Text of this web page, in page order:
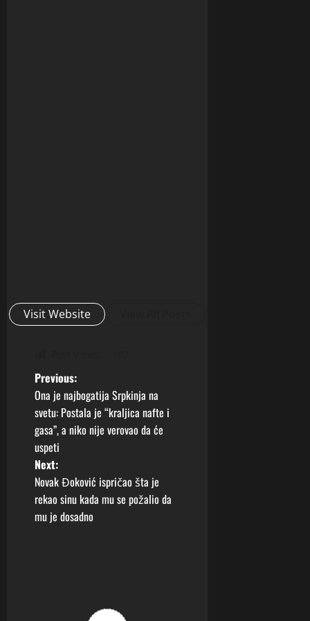
Visit Website
P
o
s
t
n
a
Previous:
Ona je najbogatija Srpkinja na
svetu: Postala je “kraljica nafte i
gasa”, a niko nije verovao da će
uspeti
Next:
Novak Đoković ispričao šta je
rekao sinu kada mu se požalio da
mu je dosadno